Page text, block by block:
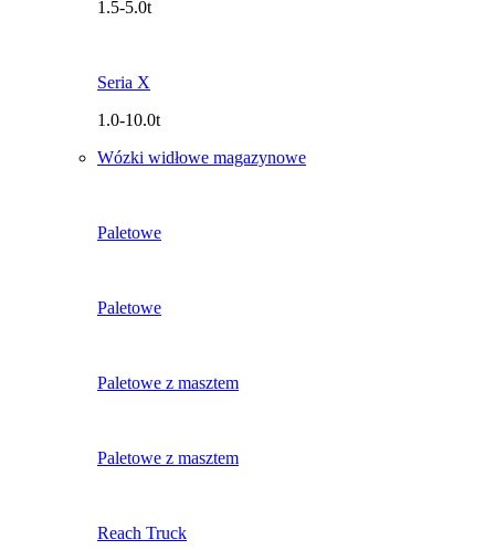
1.5-5.0t
Seria X
1.0-10.0t
Wózki widłowe magazynowe
Paletowe
Paletowe
Paletowe z masztem
Paletowe z masztem
Reach Truck